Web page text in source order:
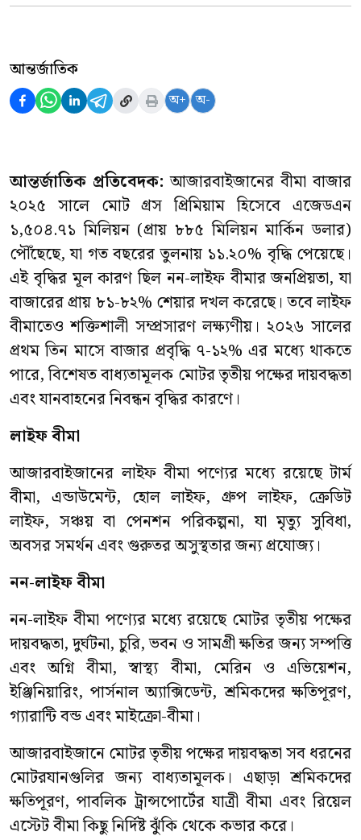
আন্তর্জাতিক
অ+ অ-
আন্তর্জাতিক প্রতিবেদক: আজারবাইজানের বীমা বাজার
২০২৫ সালে মোট গ্রস প্রিমিয়াম হিসেবে এজেডএন
১,৫০৪.৭১ মিলিয়ন (প্রায় ৮৮৫ মিলিয়ন মার্কিন ডলার)
পৌঁছেছে, যা গত বছরের তুলনায় ১১.২০% বৃদ্ধি পেয়েছে।
এই বৃদ্ধির মূল কারণ ছিল নন-লাইফ বীমার জনপ্রিয়তা, যা
বাজারের প্রায় ৮১-৮২% শেয়ার দখল করেছে। তবে লাইফ
বীমাতেও শক্তিশালী সম্প্রসারণ লক্ষ্যণীয়। ২০২৬ সালের
প্রথম তিন মাসে বাজার প্রবৃদ্ধি ৭-১২% এর মধ্যে থাকতে
পারে, বিশেষত বাধ্যতামূলক মোটর তৃতীয় পক্ষের দায়বদ্ধতা
এবং যানবাহনের নিবন্ধন বৃদ্ধির কারণে।
লাইফ বীমা
আজারবাইজানের লাইফ বীমা পণ্যের মধ্যে রয়েছে টার্ম
বীমা, এন্ডাউমেন্ট, হোল লাইফ, গ্রুপ লাইফ, ক্রেডিট
লাইফ, সঞ্চয় বা পেনশন পরিকল্পনা, যা মৃত্যু সুবিধা,
অবসর সমর্থন এবং গুরুতর অসুস্থতার জন্য প্রযোজ্য।
নন-লাইফ বীমা
নন-লাইফ বীমা পণ্যের মধ্যে রয়েছে মোটর তৃতীয় পক্ষের
দায়বদ্ধতা, দুর্ঘটনা, চুরি, ভবন ও সামগ্রী ক্ষতির জন্য সম্পত্তি
এবং অগ্নি বীমা, স্বাস্থ্য বীমা, মেরিন ও এভিয়েশন,
ইঞ্জিনিয়ারিং, পার্সনাল অ্যাক্সিডেন্ট, শ্রমিকদের ক্ষতিপূরণ,
গ্যারান্টি বন্ড এবং মাইক্রো-বীমা।
আজারবাইজানে মোটর তৃতীয় পক্ষের দায়বদ্ধতা সব ধরনের
মোটরযানগুলির জন্য বাধ্যতামূলক। এছাড়া শ্রমিকদের
ক্ষতিপূরণ, পাবলিক ট্রান্সপোর্টের যাত্রী বীমা এবং রিয়েল
এস্টেট বীমা কিছু নির্দিষ্ট ঝুঁকি থেকে কভার করে।